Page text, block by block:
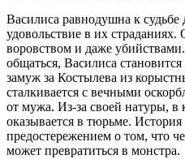
Василиса равнодушна к
удовольствие в их
воровством и даже
общаться, Василиса
замуж за Костылева из
сталкивается с вечными
от мужа. Из-за своей натуры, в
оказывается в тюрьме. История
предостережением о том, что
может превратиться в монстра.